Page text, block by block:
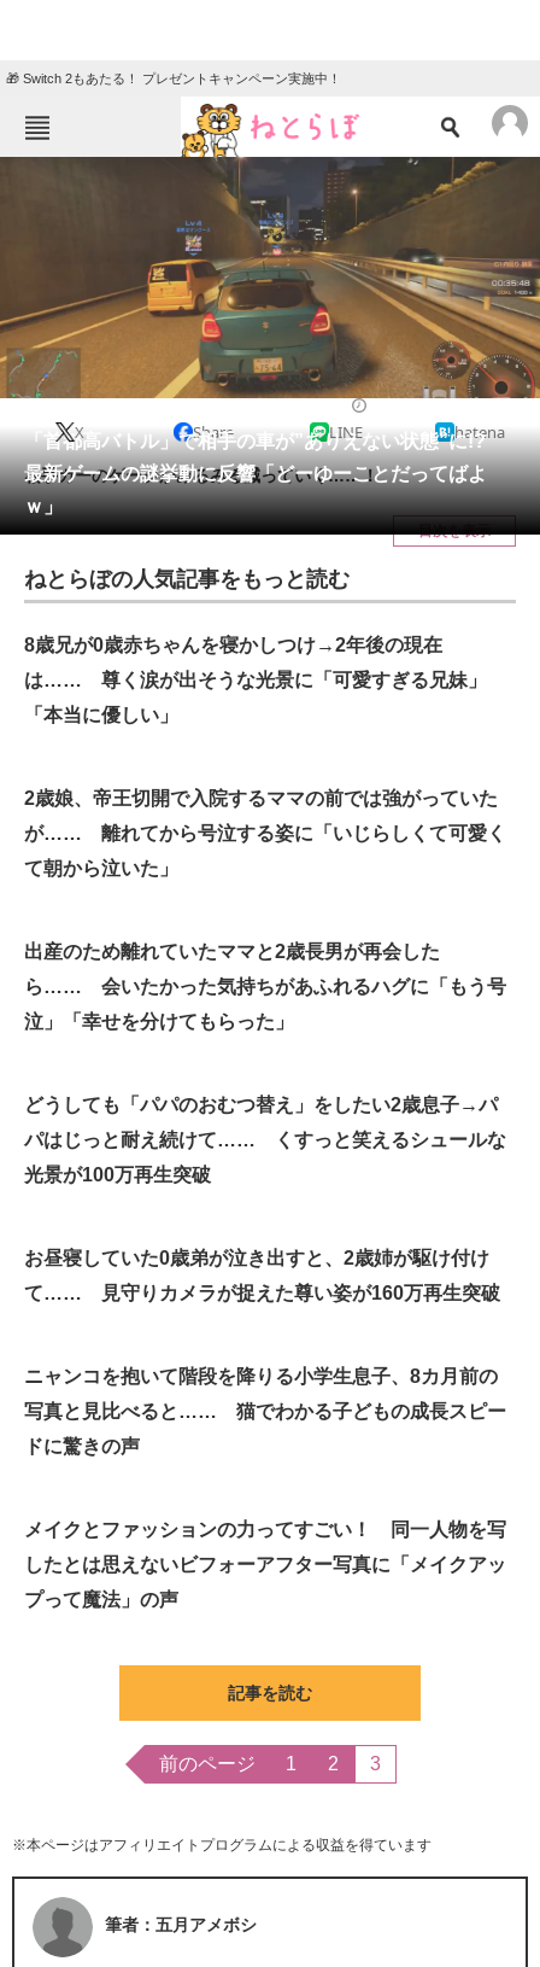
🎁 Switch 2もあたる！ プレゼントキャンペーン実施中！
ニュース
クイズ
住まい 教育・育児
動物 リサーチ
会員記事
メディア
注目記事を集めた総合ページ
ITの今と未来を見通す
スマホと通信の最新トレンド
進化するPCとデバイスの未来
ビジネスと働き方のヒント
経営リーダーのコミュニティ
企業向けIT製品の総合サイト
IT製品の技術・比較・事例
モノづくり技術者専門サイト
電子設計の基本と応用
エネルギーの専門メディア
ちょっと気になるネットの話題
「首都高バトル」で相手の車が”ありえない状態”に!?
最新ゲームの謎挙動に反響「どーゆーことだってばよ
ｗ」
X Share LINE hatena
相手カーのゲージがみるみる減っていく……！
目次を表示
ねとらぼの人気記事をもっと読む
8歳兄が0歳赤ちゃんを寝かしつけ→2年後の現在
は…… 尊く涙が出そうな光景に「可愛すぎる兄妹」
「本当に優しい」
2歳娘、帝王切開で入院するママの前では強がっていた
が…… 離れてから号泣する姿に「いじらしくて可愛く
て朝から泣いた」
出産のため離れていたママと2歳長男が再会した
ら…… 会いたかった気持ちがあふれるハグに「もう号
泣」「幸せを分けてもらった」
どうしても「パパのおむつ替え」をしたい2歳息子→パ
パはじっと耐え続けて…… くすっと笑えるシュールな
光景が100万再生突破
お昼寝していた0歳弟が泣き出すと、2歳姉が駆け付け
て…… 見守りカメラが捉えた尊い姿が160万再生突破
ニャンコを抱いて階段を降りる小学生息子、8カ月前の
写真と見比べると…… 猫でわかる子どもの成長スピー
ドに驚きの声
メイクとファッションの力ってすごい！ 同一人物を写
したとは思えないビフォーアフター写真に「メイクアッ
プって魔法」の声
記事を読む
前のページ 1 2 3
※本ページはアフィリエイトプログラムによる収益を得ています
筆者：五月アメボシ